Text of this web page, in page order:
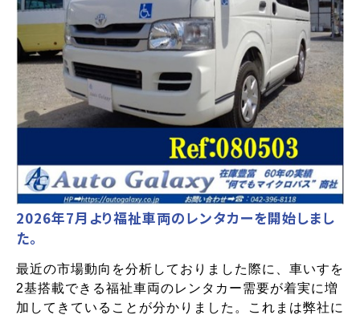
2026年7月より福祉車両のレンタカーを開始しまし
た。
最近の市場動向を分析しておりました際に、車いすを
2基搭載できる福祉車両のレンタカー需要が着実に増
加してきていることが分かりました。これまは弊社に